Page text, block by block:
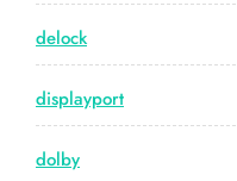
delock
displayport
dolby